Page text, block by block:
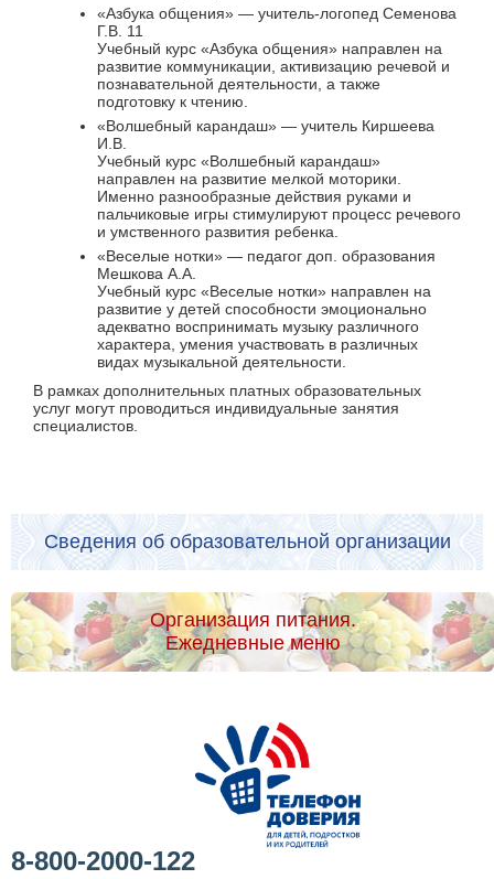
«Азбука общения» — учитель-логопед Семенова
Г.В. 11
Учебный курс «Азбука общения» направлен на
развитие коммуникации, активизацию речевой и
познавательной деятельности, а также
подготовку к чтению.
«Волшебный карандаш» — учитель Киршеева
И.В.
Учебный курс «Волшебный карандаш»
направлен на развитие мелкой моторики.
Именно разнообразные действия руками и
пальчиковые игры стимулируют процесс речевого
и умственного развития ребенка.
«Веселые нотки» — педагог доп. образования
Мешкова А.А.
Учебный курс «Веселые нотки» направлен на
развитие у детей способности эмоционально
адекватно воспринимать музыку различного
характера, умения участвовать в различных
видах музыкальной деятельности.
В рамках дополнительных платных образовательных
услуг могут проводиться индивидуальные занятия
специалистов.
Сведения об образовательной организации
Организация питания.
Ежедневные меню
8-800-2000-122